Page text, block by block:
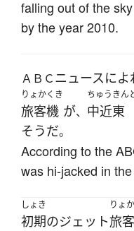
falling out of the
by the year 2010.
ＡＢＣニュースによ
りょかくき
旅客機 が、
ちゅうきん
中近東
そうだ。
According to the
was hi-jacked in
しょき
初期のジェット
りょ
旅